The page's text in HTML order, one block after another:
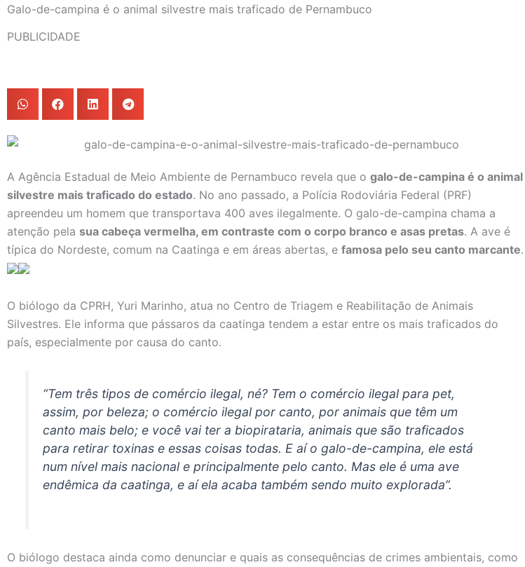
Galo-de-campina é o animal silvestre mais traficado de Pernambuco
PUBLICIDADE
A Agência Estadual de Meio Ambiente de Pernambuco revela que o galo-de-campina é o animal
silvestre mais traficado do estado. No ano passado, a Polícia Rodoviária Federal (PRF)
apreendeu um homem que transportava 400 aves ilegalmente. O galo-de-campina chama a
atenção pela sua cabeça vermelha, em contraste com o corpo branco e asas pretas. A ave é
típica do Nordeste, comum na Caatinga e em áreas abertas, e famosa pelo seu canto marcante.
O biólogo da CPRH, Yuri Marinho, atua no Centro de Triagem e Reabilitação de Animais
Silvestres. Ele informa que pássaros da caatinga tendem a estar entre os mais traficados do
país, especialmente por causa do canto.
“Tem três tipos de comércio ilegal, né? Tem o comércio ilegal para pet,
assim, por beleza; o comércio ilegal por canto, por animais que têm um
canto mais belo; e você vai ter a biopirataria, animais que são traficados
para retirar toxinas e essas coisas todas. E aí o galo-de-campina, ele está
num nível mais nacional e principalmente pelo canto. Mas ele é uma ave
endêmica da caatinga, e aí ela acaba também sendo muito explorada”.
O biólogo destaca ainda como denunciar e quais as consequências de crimes ambientais, como